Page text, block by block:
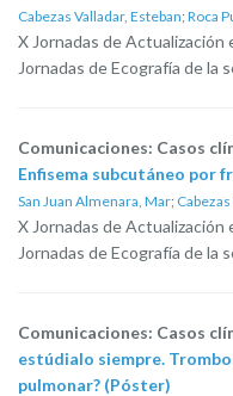
Cabezas Valladar, Esteban; Roca
X Jornadas de Actualización
Jornadas de Ecografía de la
Comunicaciones: Casos
Enfisema subcutáneo por
San Juan Almenara, Mar;
X Jornadas de Actualización
Jornadas de Ecografía de la
Comunicaciones: Casos
estúdialo siempre.
pulmonar? (Póster)